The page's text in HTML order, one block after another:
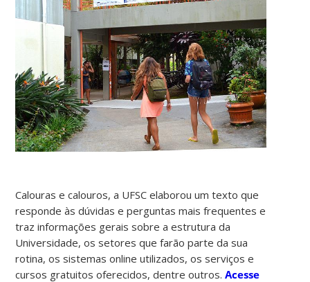
Calouras e calouros, a UFSC elaborou um texto que
responde às dúvidas e perguntas mais frequentes e
traz informações gerais sobre a estrutura da
Universidade, os setores que farão parte da sua
rotina, os sistemas online utilizados, os serviços e
cursos gratuitos oferecidos, dentre outros.Acesse